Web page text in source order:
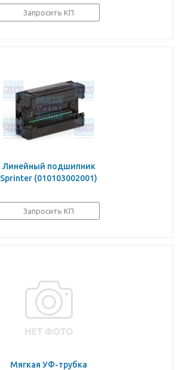
Запросить КП
Линейный подшипник
Sprinter (010103002001)
Запросить КП
Мягкая УФ-трубка